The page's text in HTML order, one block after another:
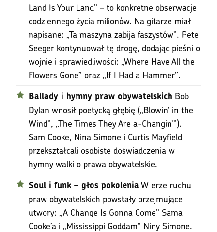
Land Is Your Land” – to konkretne obserwacje
codziennego życia milionów. Na gitarze miał
napisane: „Ta maszyna zabija faszystów”. Pete
Seeger kontynuował tę drogę, dodając pieśni o
wojnie i sprawiedliwości: „Where Have All the
Flowers Gone” oraz „If I Had a Hammer”.
Ballady i hymny praw obywatelskich Bob
Dylan wnosił poetycką głębię („Blowin’ in the
Wind”, „The Times They Are a-Changin’”).
Sam Cooke, Nina Simone i Curtis Mayfield
przekształcali osobiste doświadczenia w
hymny walki o prawa obywatelskie.
Soul i funk – głos pokolenia W erze ruchu
praw obywatelskich powstały przejmujące
utwory: „A Change Is Gonna Come” Sama
Cooke’a i „Mississippi Goddam” Niny Simone.